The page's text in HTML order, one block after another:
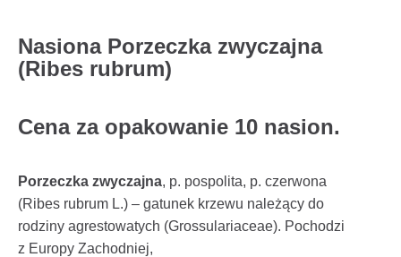
Nasiona Porzeczka zwyczajna
(Ribes rubrum)
Cena za opakowanie 10 nasion.
Porzeczka zwyczajna, p. pospolita, p. czerwona
(Ribes rubrum L.) – gatunek krzewu należący do
rodziny agrestowatych (Grossulariaceae). Pochodzi
z Europy Zachodniej,